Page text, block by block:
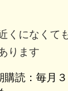
くになくて
ります
購読：毎月